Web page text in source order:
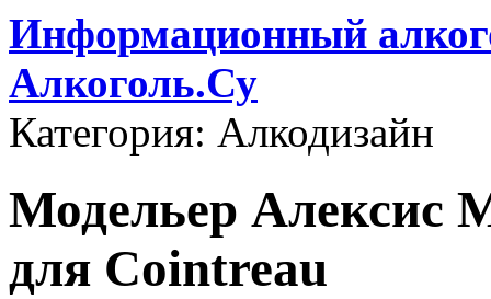
Информационный
Алкоголь.Су
Категория: Алкодизайн
Модельер Алексис
для Cointreau